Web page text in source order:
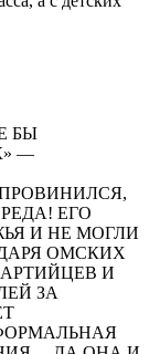
БЫ
—
ЕГО
И НЕ МОГЛИ
ОМСКИХ
И
ЗА